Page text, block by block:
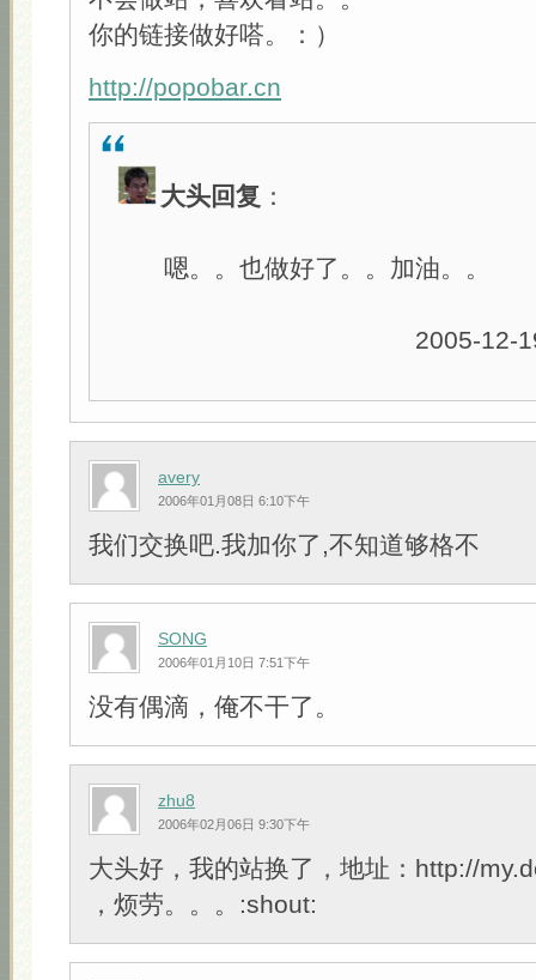
你的链接做好嗒。：）
http://popobar.cn
大头回复 ：
嗯。。也做好了。。加油。。
2005-12-19
avery
2006年01月08日 6:10下午
我们交换吧.我加你了,不知道够格不
SONG
2006年01月10日 7:51下午
没有偶滴，俺不干了。
zhu8
2006年02月06日 9:30下午
大头好，我的站换了，地址：http://
，烦劳。。。:shout: